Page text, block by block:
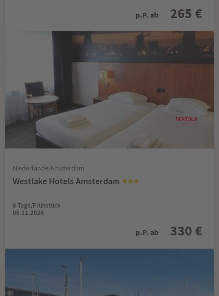
p.P. ab 265 €
Niederlande/Amsterdam
Westlake Hotels Amsterdam
8 Tage/Frühstück
08.11.2026
p.P. ab 330 €